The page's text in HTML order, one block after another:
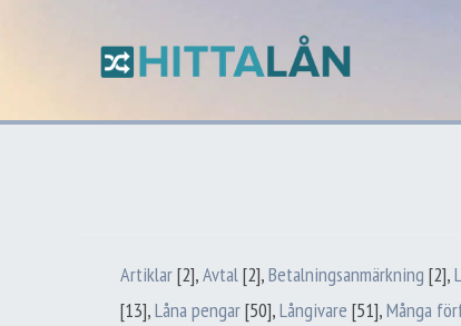
Artiklar[2],Avtal[2],Betalningsanmärkning [2],
[13],Låna pengar[50],Långivare [51],Många